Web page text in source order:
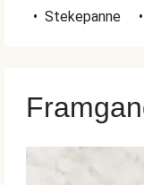
• Stekepanne •